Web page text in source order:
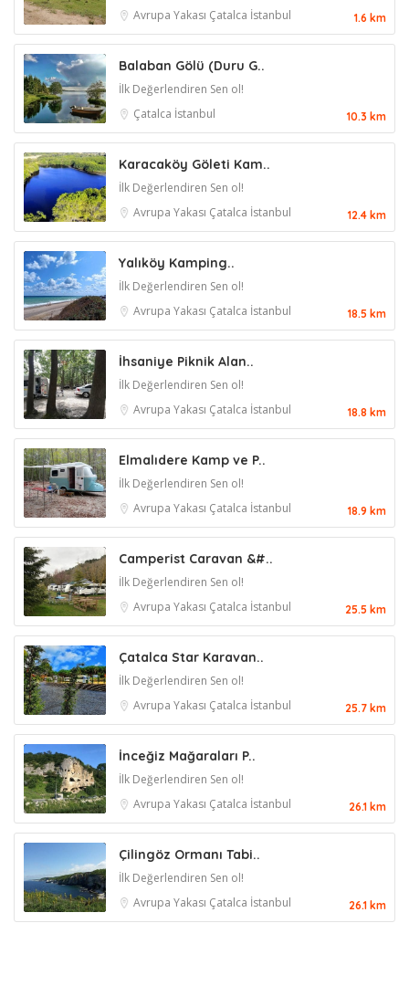
Avrupa Yakası Çatalca İstanbul 1.6 km
Balaban Gölü (Duru G..
İlk Değerlendiren Sen ol!
Çatalca İstanbul 10.3 km
Karacaköy Göleti Kam..
İlk Değerlendiren Sen ol!
Avrupa Yakası Çatalca İstanbul 12.4 km
Yalıköy Kamping..
İlk Değerlendiren Sen ol!
Avrupa Yakası Çatalca İstanbul 18.5 km
İhsaniye Piknik Alan..
İlk Değerlendiren Sen ol!
Avrupa Yakası Çatalca İstanbul 18.8 km
Elmalıdere Kamp ve P..
İlk Değerlendiren Sen ol!
Avrupa Yakası Çatalca İstanbul 18.9 km
Camperist Caravan &#..
İlk Değerlendiren Sen ol!
Avrupa Yakası Çatalca İstanbul 25.5 km
Çatalca Star Karavan..
İlk Değerlendiren Sen ol!
Avrupa Yakası Çatalca İstanbul 25.7 km
İnceğiz Mağaraları P..
İlk Değerlendiren Sen ol!
Avrupa Yakası Çatalca İstanbul 26.1 km
Çilingöz Ormanı Tabi..
İlk Değerlendiren Sen ol!
Avrupa Yakası Çatalca İstanbul 26.1 km